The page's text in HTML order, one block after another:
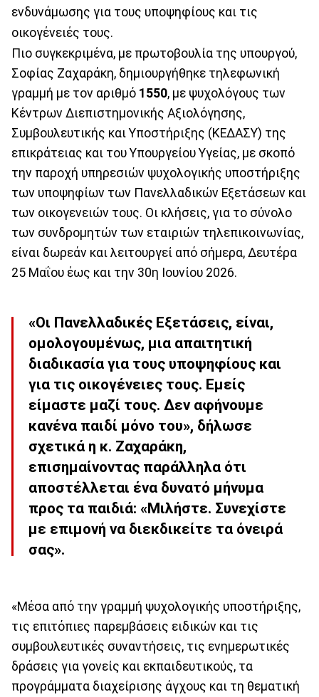
ενδυνάμωσης για τους υποψηφίους και τις
οικογένειές τους.
Πιο συγκεκριμένα, με πρωτοβουλία της υπουργού,
Σοφίας Ζαχαράκη, δημιουργήθηκε τηλεφωνική
γραμμή με τον αριθμό 1550, με ψυχολόγους των
Κέντρων Διεπιστημονικής Αξιολόγησης,
Συμβουλευτικής και Υποστήριξης (ΚΕΔΑΣΥ) της
επικράτειας και του Υπουργείου Υγείας, με σκοπό
την παροχή υπηρεσιών ψυχολογικής υποστήριξης
των υποψηφίων των Πανελλαδικών Εξετάσεων και
των οικογενειών τους. Οι κλήσεις, για το σύνολο
των συνδρομητών των εταιριών τηλεπικοινωνίας,
είναι δωρεάν και λειτουργεί από σήμερα, Δευτέρα
25 Μαΐου έως και την 30η Ιουνίου 2026.
«Οι Πανελλαδικές Εξετάσεις, είναι,
ομολογουμένως, μια απαιτητική
διαδικασία για τους υποψηφίους και
για τις οικογένειες τους. Εμείς
είμαστε μαζί τους. Δεν αφήνουμε
κανένα παιδί μόνο του», δήλωσε
σχετικά η κ. Ζαχαράκη,
επισημαίνοντας παράλληλα ότι
αποστέλλεται ένα δυνατό μήνυμα
προς τα παιδιά: «Μιλήστε. Συνεχίστε
με επιμονή να διεκδικείτε τα όνειρά
σας».
«Μέσα από την γραμμή ψυχολογικής υποστήριξης,
τις επιτόπιες παρεμβάσεις ειδικών και τις
συμβουλευτικές συναντήσεις, τις ενημερωτικές
δράσεις για γονείς και εκπαιδευτικούς, τα
προγράμματα διαχείρισης άγχους και τη θεματική